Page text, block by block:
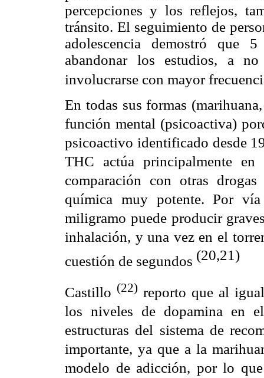
percepciones y los reflejos,
tránsito. El seguimiento de
adolescencia demostró que
abandonar los estudios, a
involucrarse con mayor
En todas sus formas
función mental (psicoactiva)
psicoactivo identificado desde
THC actúa principalmente
comparación con otras
química muy potente. Por
miligramo puede producir
inhalación, y una vez en el
cuestión de segundos (20,21)
Castillo (22) reporto que al
los niveles de dopamina en
estructuras del sistema de
importante, ya que a la
modelo de adicción, por lo